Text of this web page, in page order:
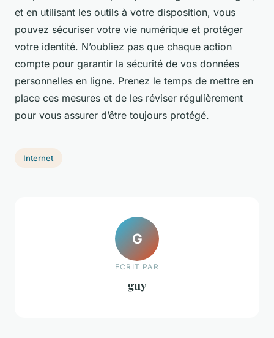
et en utilisant les outils à votre disposition, vous
pouvez sécuriser votre vie numérique et protéger
votre identité. N’oubliez pas que chaque action
compte pour garantir la sécurité de vos données
personnelles en ligne. Prenez le temps de mettre en
place ces mesures et de les réviser régulièrement
pour vous assurer d’être toujours protégé.
Internet
G
ECRIT PAR
guy